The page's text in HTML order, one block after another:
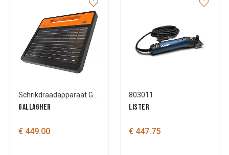
GALLAGHER
€ 449.00
803011
LISTER
€ 447.75